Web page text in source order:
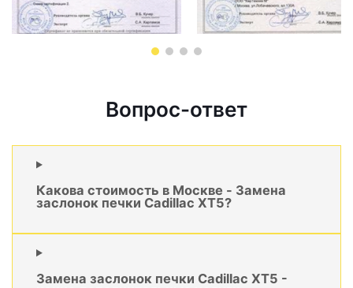
Вопрос-ответ
Какова стоимость в Москве - Замена
заслонок печки Cadillac XT5?
Замена заслонок печки Cadillac XT5 -